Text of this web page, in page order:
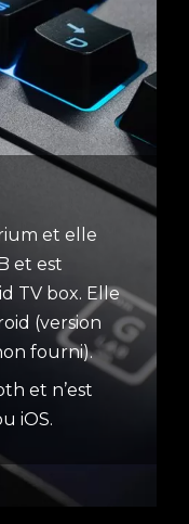
et elle
et est
TV box. Elle
(version
fourni).
et n’est
iOS.